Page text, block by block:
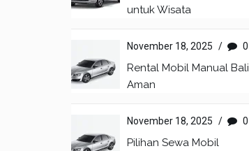
untuk Wisata
November 18, 2025 / 0
Rental Mobil Manual Bali
Aman
November 18, 2025 / 0
Pilihan Sewa Mobil